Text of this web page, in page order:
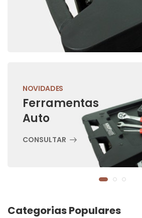
NOVIDADES
Ferramentas
Auto
CONSULTAR
Categorias Populares